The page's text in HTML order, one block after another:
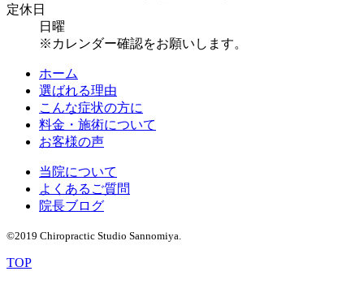
定休日
日曜
※カレンダー確認をお願いします。
ホーム
選ばれる理由
こんな症状の方に
料金・施術について
お客様の声
当院について
よくあるご質問
院長ブログ
©2019 Chiropractic Studio Sannomiya.
TOP